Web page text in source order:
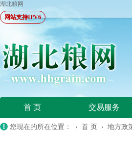
湖北粮网
网站支持IPV6
首 页 交易服务
您现在的所在位置： › 首 页 › 地方政